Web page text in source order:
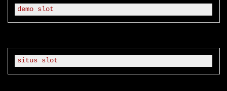
demo slot
situs slot